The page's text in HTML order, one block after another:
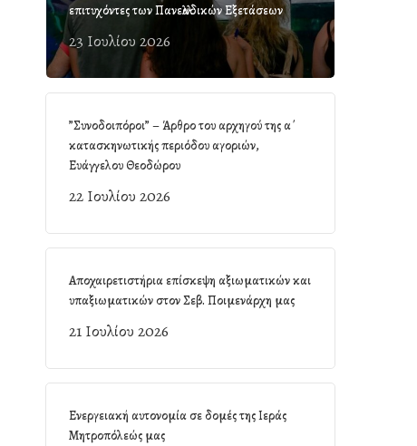
επιτυχόντες των Πανελλαδικών Εξετάσεων
23 Ιουλίου 2026
”Συνοδοιπόροι” – Άρθρο του αρχηγού της α΄
κατασκηνωτικής περιόδου αγοριών,
Ευάγγελου Θεοδώρου
22 Ιουλίου 2026
Αποχαιρετιστήρια επίσκεψη αξιωματικών και
υπαξιωματικών στον Σεβ. Ποιμενάρχη μας
21 Ιουλίου 2026
Ενεργειακή αυτονομία σε δομές της Ιεράς
Μητροπόλεώς μας